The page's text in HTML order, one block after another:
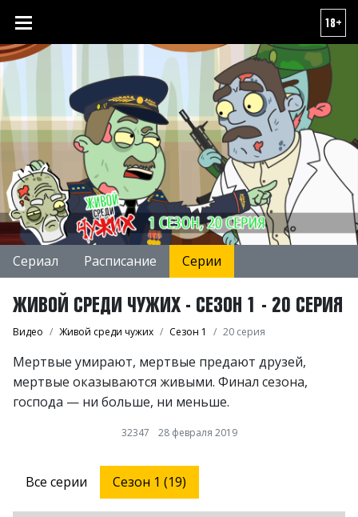
18+
Сериал Расписание Серии
ЖИВОЙ СРЕДИ ЧУЖИХ - СЕЗОН 1 - 20 СЕРИЯ
Видео Живой среди чужих Сезон 1 20 серия
Мертвые умирают, мертвые предают друзей,
мертвые оказываются живыми. Финал сезона,
господа — ни больше, ни меньше.
32347 28 февраля 2019
Все серии Сезон 1 (19)